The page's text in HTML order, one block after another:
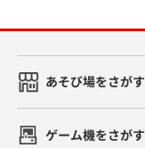
あそび場をさがす
ゲーム機をさがす